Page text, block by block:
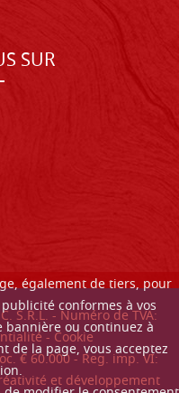
également de tiers, pour
conformes à vos
bannière ou continuez à
de la page, vous acceptez
SUR
S.R.L. - Numéro de TVA:
-Cookie
€ 60.000 - Reg. imp. VI:
et développement